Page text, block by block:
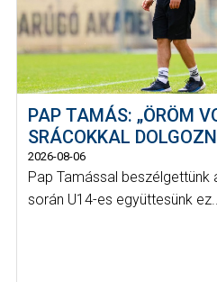
PAP TAMÁS: „ÖRÖM
SRÁCOKKAL
2026-08-06
Pap Tamással
során U14-es együttesünk